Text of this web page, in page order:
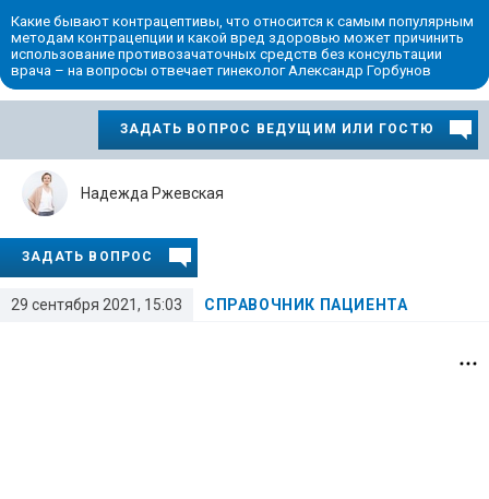
Какие бывают контрацептивы, что относится к самым популярным
методам контрацепции и какой вред здоровью может причинить
использование противозачаточных средств без консультации
врача – на вопросы отвечает гинеколог Александр Горбунов
ЗАДАТЬ ВОПРОС ВЕДУЩИМ ИЛИ ГОСТЮ
29 сентября 2021, 15:03 СПРАВОЧНИК ПАЦИЕНТА
Надежда Ржевская
ЗАДАТЬ ВОПРОС